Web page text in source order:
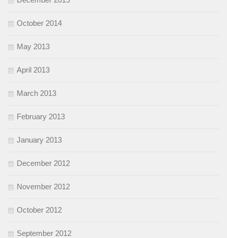
October 2014
May 2013
April 2013
March 2013
February 2013
January 2013
December 2012
November 2012
October 2012
September 2012